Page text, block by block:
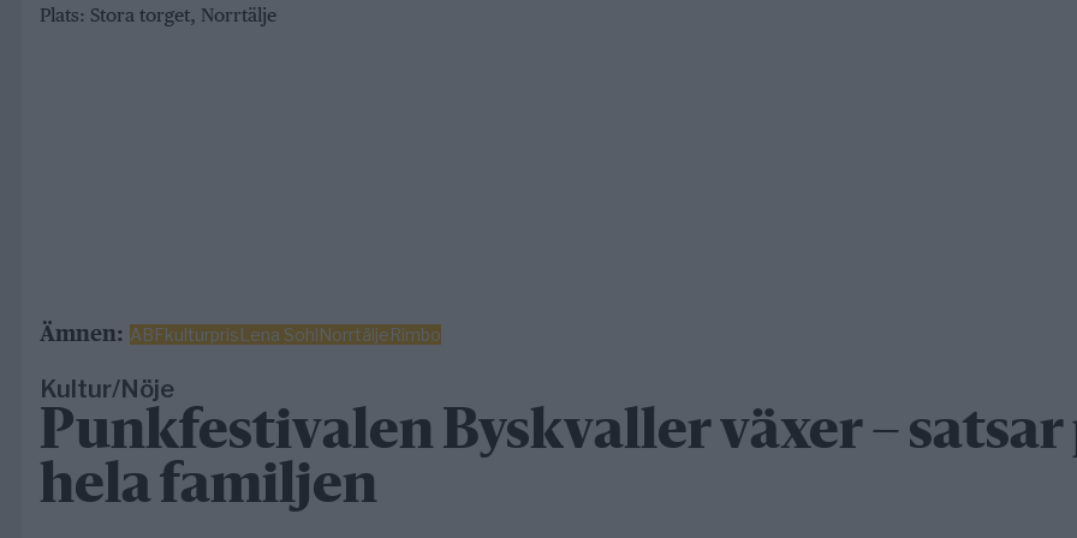
Plats: Stora torget, Norrtälje
Ämnen: ABFkulturprisLena SohlNorrtäljeRimbo
Kultur/Nöje
Punkfestivalen Byskvaller växer – satsar
hela familjen